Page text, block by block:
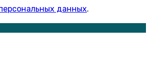
данных.